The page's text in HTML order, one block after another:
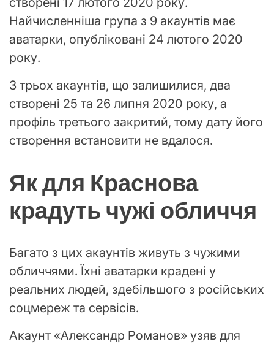
Найчисленніша група з 9 акаунтів має
аватарки, опубліковані 24 лютого 2020
року.
З трьох акаунтів, що залишилися, два
створені 25 та 26 липня 2020 року, а
профіль третього закритий, тому дату його
створення встановити не вдалося.
Як для Краснова
крадуть чужі обличчя
Багато з цих акаунтів живуть з чужими
обличчями. Їхні аватарки крадені у
реальних людей, здебільшого з російських
соцмереж та сервісів.
Акаунт «Александр Романов» узяв для